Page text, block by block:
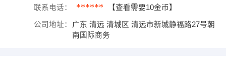
联系电话： ****** 【查看需要10金币】
公司地址：
广东 清远 清城区 清远市新城静福路27号朝
南国际商务